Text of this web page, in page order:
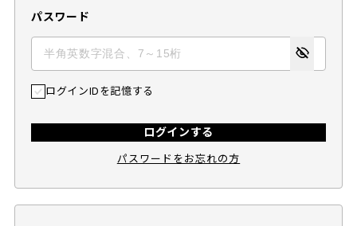
パスワード
ログインIDを記憶する
ログインする
パスワードをお忘れの方